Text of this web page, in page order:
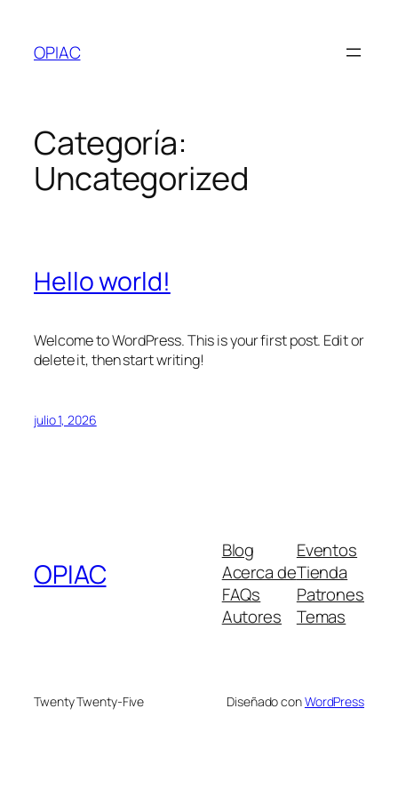
contenido
OPIAC
Categoría:
Uncategorized
Hello world!
Welcome to WordPress. This is your first post. Edit or
delete it, then start writing!
julio 1, 2026
OPIAC
Blog
Acerca de
FAQs
Autores
Eventos
Tienda
Patrones
Temas
Twenty Twenty-Five Diseñado conWordPress